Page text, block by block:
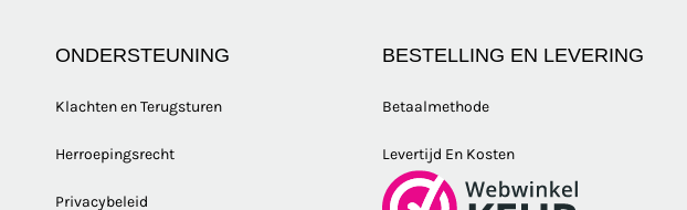
ONDERSTEUNING
Klachten en Terugsturen
Herroepingsrecht
Privacybeleid
BESTELLING EN LEVERING
Betaalmethode
Levertijd En Kosten